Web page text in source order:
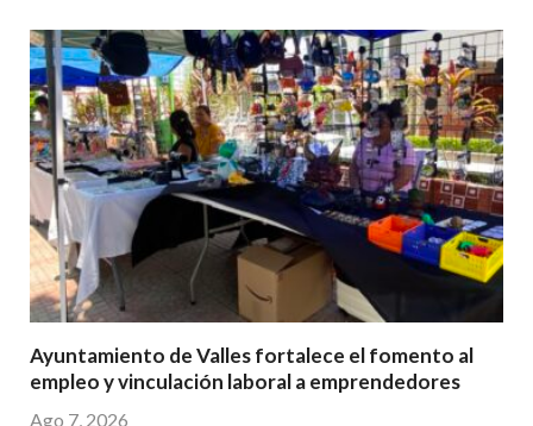
Ayuntamiento de Valles fortalece el fomento al
empleo y vinculación laboral a emprendedores
Ago 7, 2026